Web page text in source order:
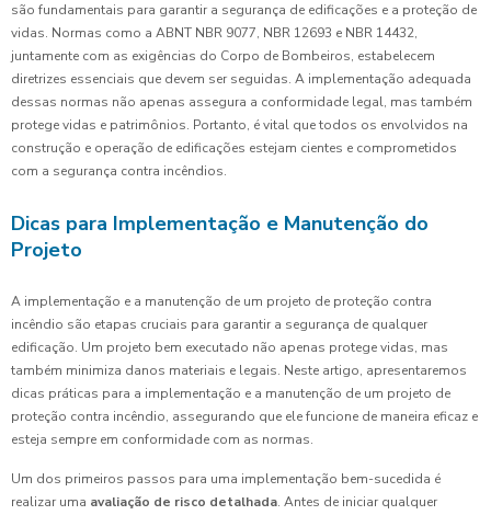
são fundamentais para garantir a segurança de edificações e a proteção de
vidas. Normas como a ABNT NBR 9077, NBR 12693 e NBR 14432,
juntamente com as exigências do Corpo de Bombeiros, estabelecem
diretrizes essenciais que devem ser seguidas. A implementação adequada
dessas normas não apenas assegura a conformidade legal, mas também
protege vidas e patrimônios. Portanto, é vital que todos os envolvidos na
construção e operação de edificações estejam cientes e comprometidos
com a segurança contra incêndios.
Dicas para Implementação e Manutenção do
Projeto
A implementação e a manutenção de um projeto de proteção contra
incêndio são etapas cruciais para garantir a segurança de qualquer
edificação. Um projeto bem executado não apenas protege vidas, mas
também minimiza danos materiais e legais. Neste artigo, apresentaremos
dicas práticas para a implementação e a manutenção de um projeto de
proteção contra incêndio, assegurando que ele funcione de maneira eficaz e
esteja sempre em conformidade com as normas.
Um dos primeiros passos para uma implementação bem-sucedida é
realizar uma avaliação de risco detalhada. Antes de iniciar qualquer